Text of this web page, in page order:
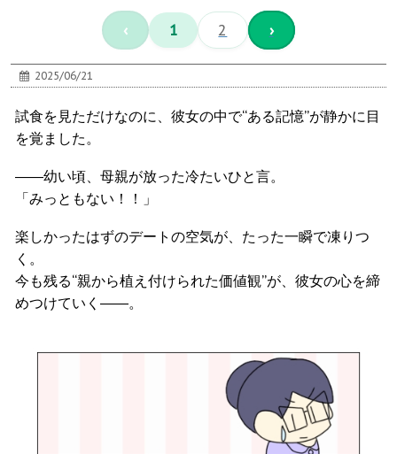
‹ 1 2 ›
2025/06/21
試食を見ただけなのに、彼女の中で“ある記憶”が静かに目
を覚ました。
――幼い頃、母親が放った冷たいひと言。
「みっともない！！」
楽しかったはずのデートの空気が、たった一瞬で凍りつ
く。
今も残る“親から植え付けられた価値観”が、彼女の心を締
めつけていく――。